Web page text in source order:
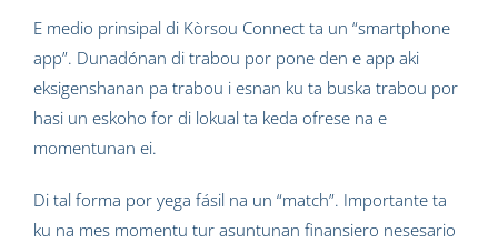
E medio prinsipal di Kòrsou Connect ta un “smartphone
app”. Dunadónan di trabou por pone den e app aki
eksigenshanan pa trabou i esnan ku ta buska trabou por
hasi un eskoho for di lokual ta keda ofrese na e
momentunan ei.
Di tal forma por yega fásil na un “match”. Importante ta
ku na mes momentu tur asuntunan finansiero nesesario